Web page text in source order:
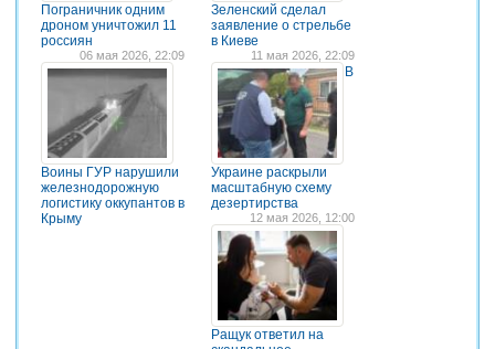
Пограничник одним
дроном уничтожил 11
россиян
Зеленский сделал
заявление о стрельбе
в Киеве
06 мая 2026, 22:09
Воины ГУР нарушили
железнодорожную
логистику оккупантов в
Крыму
11 мая 2026, 22:09
В
Украине раскрыли
масштабную схему
дезертирства
12 мая 2026, 12:00
Ращук ответил на